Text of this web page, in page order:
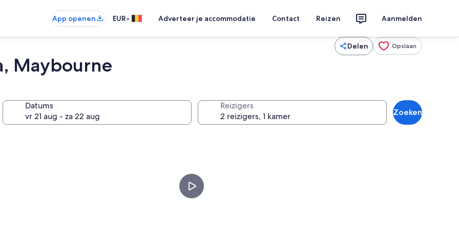
App openen EUR• Adverteer je accommodatie Contact Reizen Aanmelden
Delen Opslaan
Maybourne
Datums Reizigers
Zoeken